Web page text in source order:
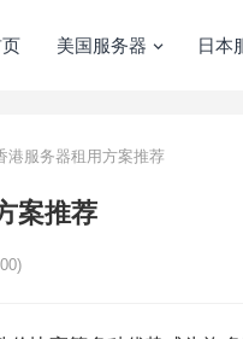
美国服务器 日本
港服务器租用方案推荐
案推荐